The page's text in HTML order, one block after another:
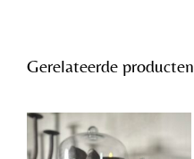
Gerelateerde producten